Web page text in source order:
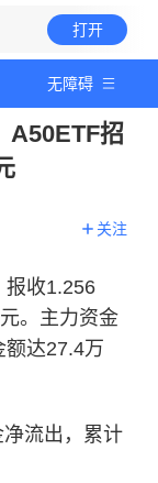
打开
无障碍
A50ETF招
关注
报收1.256
。主力资金
额达27.4万
流出，累计